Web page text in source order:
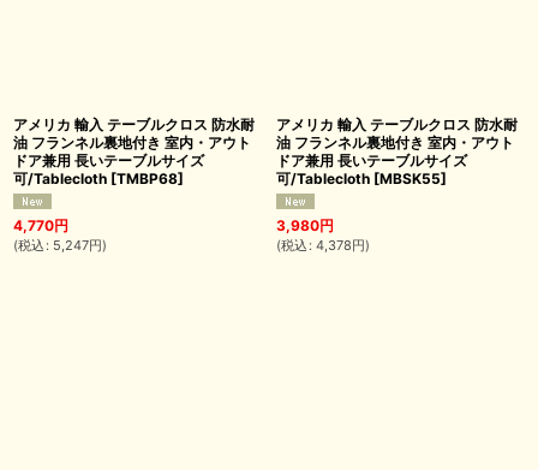
アメリカ 輸入 テーブルクロス 防水耐
油 フランネル裏地付き 室内・アウト
ドア兼用 長いテーブルサイズ
可/Tablecloth [TMBP68]
4,770円
(税込 : 5,247円)
アメリカ 輸入 テーブルクロス 防水耐
油 フランネル裏地付き 室内・アウト
ドア兼用 長いテーブルサイズ
可/Tablecloth [MBSK55]
3,980円
(税込 : 4,378円)